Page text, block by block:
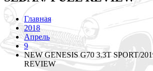
Главная
2018
Апрель
9
NEW GENESIS G70 3.3T SPORT/
REVIEW